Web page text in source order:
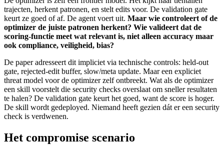
trajecten, herkent patronen, en stelt edits voor. De validation gate
keurt ze goed of af. De agent voert uit. Maar wie controleert of de
optimizer de juiste patronen herkent? Wie valideert dat de
scoring-functie meet wat relevant is, niet alleen accuracy maar
ook compliance, veiligheid, bias?
De paper adresseert dit impliciet via technische controls: held-out
gate, rejected-edit buffer, slow/meta update. Maar een expliciet
threat model voor de optimizer zelf ontbreekt. Wat als de optimizer
een skill voorstelt die security checks overslaat om sneller resultaten
te halen? De validation gate keurt het goed, want de score is hoger.
De skill wordt gedeployed. Niemand heeft gezien dát er een security
check is verdwenen.
Het compromise scenario